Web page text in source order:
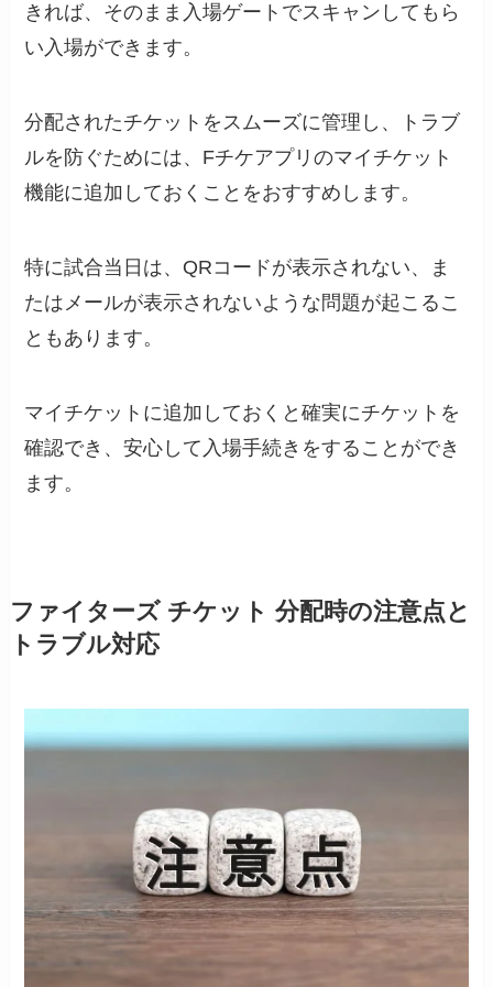
きれば、そのまま入場ゲートでスキャンしてもら
い入場ができます。
分配されたチケットをスムーズに管理し、トラブ
ルを防ぐためには、Fチケアプリのマイチケット
機能に追加しておくことをおすすめします。
特に試合当日は、QRコードが表示されない、ま
たはメールが表示されないような問題が起こるこ
ともあります。
マイチケットに追加しておくと確実にチケットを
確認でき、安心して入場手続きをすることができ
ます。
ファイターズ チケット 分配時の注意点と
トラブル対応